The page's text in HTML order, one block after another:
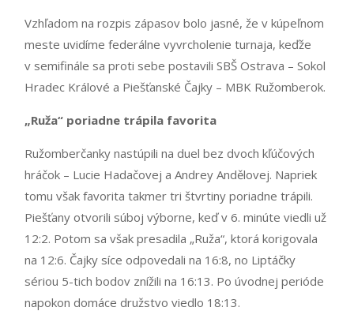
Vzhľadom na rozpis zápasov bolo jasné, že v kúpeľnom
meste uvidíme federálne vyvrcholenie turnaja, keďže
v semifinále sa proti sebe postavili SBŠ Ostrava – Sokol
Hradec Králové a Piešťanské Čajky – MBK Ružomberok.
„Ruža“ poriadne trápila favorita
Ružomberčanky nastúpili na duel bez dvoch kľúčových
hráčok – Lucie Hadačovej a Andrey Andělovej. Napriek
tomu však favorita takmer tri štvrtiny poriadne trápili.
Piešťany otvorili súboj výborne, keď v 6. minúte viedli už
12:2. Potom sa však presadila „Ruža“, ktorá korigovala
na 12:6. Čajky síce odpovedali na 16:8, no Liptáčky
sériou 5-tich bodov znížili na 16:13. Po úvodnej perióde
napokon domáce družstvo viedlo 18:13.